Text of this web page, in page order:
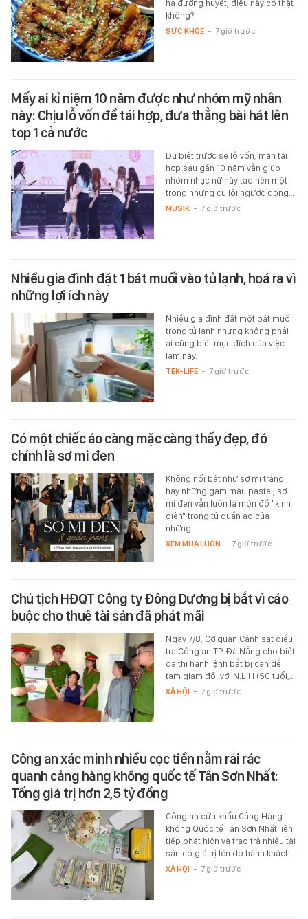
hạ đường huyết, điều này có thật
không?
SỨC KHỎE - 7 giờ trước
Mấy ai kỉ niệm 10 năm được như nhóm mỹ nhân
này: Chịu lỗ vốn để tái hợp, đưa thẳng bài hát lên
top 1 cả nước
Dù biết trước sẽ lỗ vốn, màn tái
hợp sau gần 10 năm vẫn giúp
nhóm nhạc nữ này tạo nên một
trong những cú lội ngược dòng…
MUSIK - 7 giờ trước
Nhiều gia đình đặt 1 bát muối vào tủ lạnh, hoá ra vì
những lợi ích này
Nhiều gia đình đặt một bát muối
trong tủ lạnh nhưng không phải
ai cũng biết mục đích của việc
làm này.
TEK-LIFE - 7 giờ trước
Có một chiếc áo càng mặc càng thấy đẹp, đó
chính là sơ mi đen
Không nổi bật như sơ mi trắng
hay những gam màu pastel, sơ
mi đen vẫn luôn là món đồ "kinh
điển" trong tủ quần áo của
những…
XEM MUA LUÔN - 7 giờ trước
Chủ tịch HĐQT Công ty Đông Dương bị bắt vì cáo
buộc cho thuê tài sản đã phát mãi
Ngày 7/8, Cơ quan Cảnh sát điều
tra Công an TP. Đà Nẵng cho biết
đã thi hành lệnh bắt bị can để
tạm giam đối với N.L.H (50 tuổi,…
XÃ HỘI - 7 giờ trước
Công an xác minh nhiều cọc tiền nằm rải rác
quanh cảng hàng không quốc tế Tân Sơn Nhất:
Tổng giá trị hơn 2,5 tỷ đồng
Công an cửa khẩu Cảng Hàng
không Quốc tế Tân Sơn Nhất liên
tiếp phát hiện và trao trả nhiều tài
sản có giá trị lớn do hành khách…
XÃ HỘI - 7 giờ trước